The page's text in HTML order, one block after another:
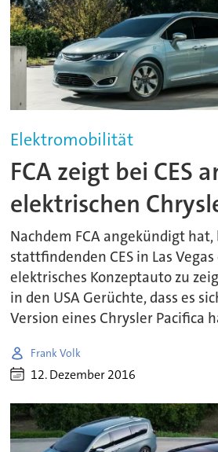
Elektromobilität
FCA zeigt bei CES
elektrischen
Nachdem FCA angekündigt
stattfindenden CES in Las
elektrisches Konzeptauto zu
in den USA Gerüchte, dass es
Version eines Chrysler Pacifica
Frank Volk
12. Dezember 2016